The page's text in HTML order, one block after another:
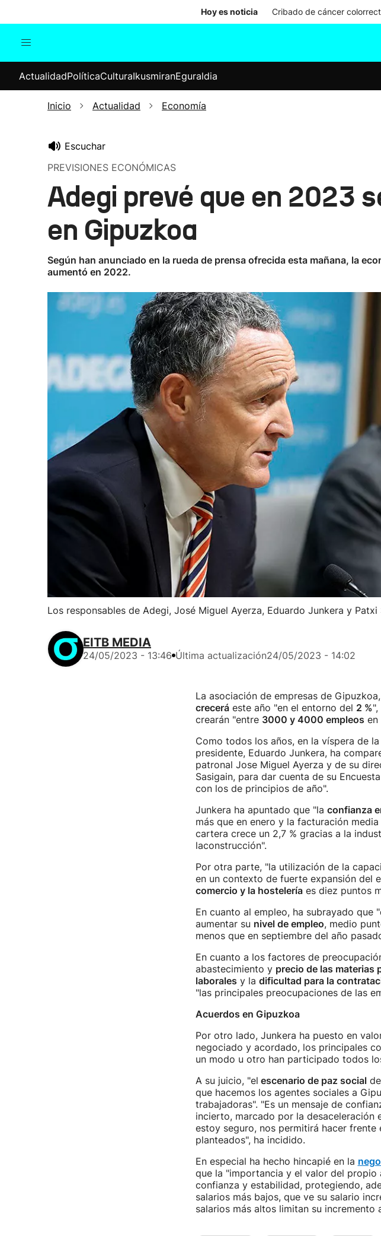
Hoy es noticia Cribado de cáncer
Internacional
Elecciones
ActualidadPolíticaCulturaIkusmiranEguraldia
Inicio Actualidad Economía
Escuchar
PREVISIONES ECONÓMICAS
Adegi prevé que en 2023
en Gipuzkoa
Según han anunciado en la rueda de prensa ofrecida esta mañana, la
aumentó en 2022.
Los responsables de Adegi, José Miguel Ayerza, Eduardo Junkera y Patxi
EITB MEDIA
24/05/2023 - 13:46 Última actualización24/05/2023 - 14:02
La asociación de empresas de Gipuzkoa,
creceráeste año "en el entorno del 2 %
crearán "entre 3000 y 4000 empleos en
Como todos los años, en la víspera de
presidente, Eduardo Junkera, ha
patronal Jose Miguel Ayerza y de su
Sasigain, para dar cuenta de su
con los de principios de año".
Junkera ha apuntado que "la confianza
más que en enero y la facturación
cartera crece un 2,7 % gracias a la
laconstrucción".
Por otra parte, "la utilización de la
en un contexto de fuerte expansión del
comercio y la hosteleríaes diez puntos
En cuanto al empleo, ha subrayado que
aumentar su nivel de empleo, medio
menos que en septiembre del año
En cuanto a los factores de
abastecimiento y precio de las materias
laborales y la dificultad para la
"las principales preocupaciones de las
Acuerdos en Gipuzkoa
Por otro lado, Junkera ha puesto en
negociado y acordado, los principales
un modo u otro han participado todos
A su juicio, "el escenario de paz socialde
que hacemos los agentes sociales a
trabajadoras". "Es un mensaje de
incierto, marcado por la desaceleración
estoy seguro, nos permitirá hacer
planteados", ha incidido.
En especial ha hecho hincapié en la
que la "importancia y el valor del
confianza y estabilidad, protegiendo,
salarios más bajos, que ve su salario
salarios más altos limitan su incremento